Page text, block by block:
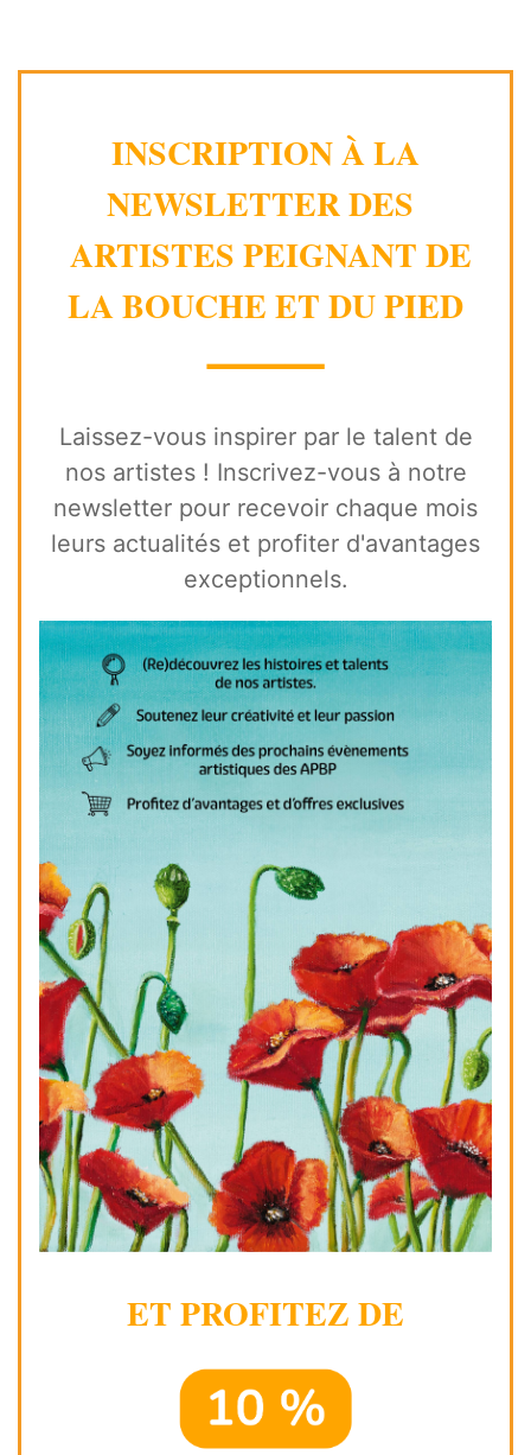
INSCRIPTION À LA
NEWSLETTER DES
ARTISTES PEIGNANT DE
LA BOUCHE ET DU PIED
⸻
Laissez-vous inspirer par le talent de
nos artistes ! Inscrivez-vous à notre
newsletter pour recevoir chaque mois
leurs actualités et profiter d'avantages
exceptionnels.
ET PROFITEZ DE